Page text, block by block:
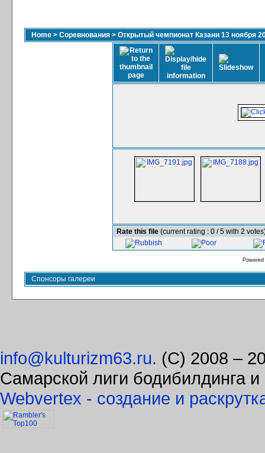
Home > Соревнования > Открытый чемпионат Казани 13 ноября
Rate this file (current rating : 0 / 5 with 2
Спонсоры галереи
info@kulturizm63.ru. (C) 2008 –
Самарской лиги бодибилдинга
Webvertex - создание и